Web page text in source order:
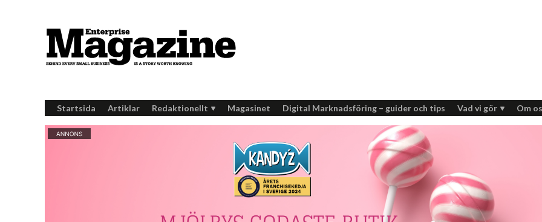
Startsida Artiklar Redaktionellt Magasinet Digital Marknadsföring – guider och tips Vad vi gör Om